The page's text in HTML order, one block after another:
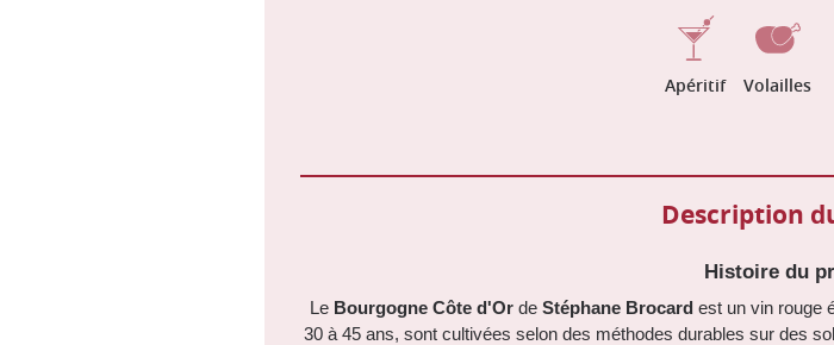
Apéritif Volailles
Description
Histoire du
Le Bourgogne Côte d'Orde Stéphane Brocard est un vin rouge
30 à 45 ans, sont cultivées selon des méthodes durables sur des